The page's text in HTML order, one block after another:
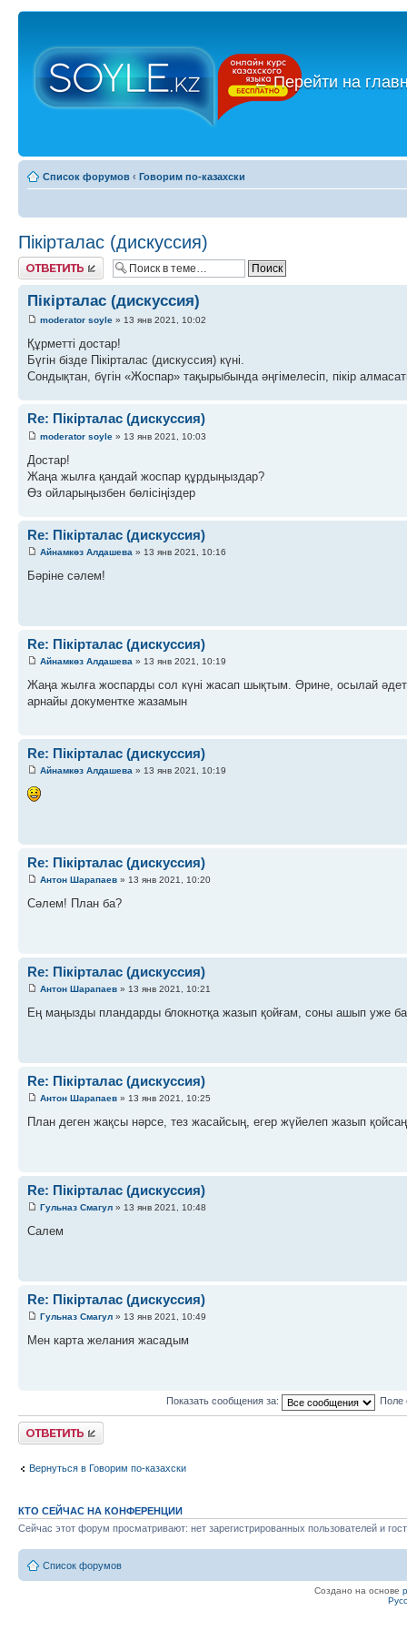
←Перейти на
Список форумов ‹ Говорим по-казахски
Пікірталас (дискуссия)
Ответить
Пікірталас (дискуссия)
moderator soyle » 13 янв 2021, 10:02
Құрметті достар!
Бүгін бізде Пікірталас (дискуссия) күні.
Сондықтан, бүгін «Жоспар» тақырыбында әңгімелесіп, пікір
Re: Пікірталас (дискуссия)
moderator soyle » 13 янв 2021, 10:03
Достар!
Жаңа жылға қандай жоспар құрдыңыздар?
Өз ойларыңызбен бөлісіңіздер
Re: Пікірталас (дискуссия)
Айнамкөз Алдашева » 13 янв 2021, 10:16
Бәріне сәлем!
Re: Пікірталас (дискуссия)
Айнамкөз Алдашева » 13 янв 2021, 10:19
Жаңа жылға жоспарды сол күні жасап шықтым. Әрине, осылай
арнайы документке жазамын
Re: Пікірталас (дискуссия)
Айнамкөз Алдашева » 13 янв 2021, 10:19
Re: Пікірталас (дискуссия)
Антон Шарапаев » 13 янв 2021, 10:20
Сәлем! План ба?
Re: Пікірталас (дискуссия)
Антон Шарапаев » 13 янв 2021, 10:21
Ең маңызды пландарды блокнотқа жазып қойғам, соны ашып уже
Re: Пікірталас (дискуссия)
Антон Шарапаев » 13 янв 2021, 10:25
План деген жақсы нәрсе, тез жасайсың, егер жүйелеп жазып қойсаң
Re: Пікірталас (дискуссия)
Гульназ Смагул » 13 янв 2021, 10:48
Салем
Re: Пікірталас (дискуссия)
Гульназ Смагул » 13 янв 2021, 10:49
Мен карта желания жасадым
Показать сообщения за: Поле
Ответить
Вернуться в Говорим по-казахски
КТО СЕЙЧАС НА КОНФЕРЕНЦИИ
Сейчас этот форум просматривают: нет зарегистрированных пользователей и
Список форумов
Создано на основе